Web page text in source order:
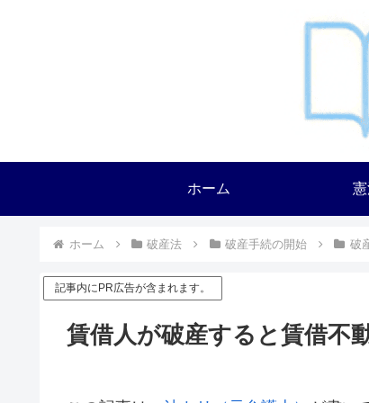
ホーム
ホーム 破産法 破産手続の開始 破
記事内にPR広告が含まれます。
賃借人が破産すると賃借不